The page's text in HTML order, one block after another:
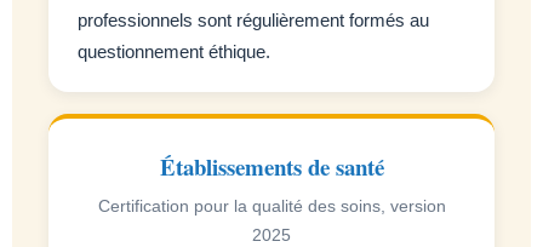
professionnels sont régulièrement formés au
questionnement éthique.
Établissements de santé
Certification pour la qualité des soins, version
2025